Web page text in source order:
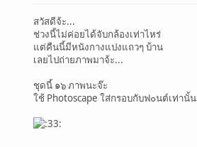
สวัสดีจ้ะ...
ช่วงนี้ไม่ค่อยได้จับกล้องเท่าไหร่
แต่คืนนี้มีหนังกางแปงแถวๆ บ้าน
เลยไปถ่ายภาพมาจ้ะ...
ชุดนี้ ๑๖ ภาพนะจ๊ะ
ใช้ Photoscape ใส่กรอบกับฟ๐นต์เท่านั้